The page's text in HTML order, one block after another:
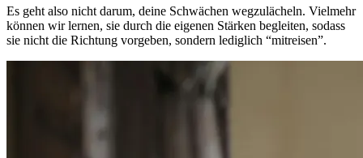
Es geht also nicht darum, deine Schwächen wegzulächeln. Vielmehr
können wir lernen, sie durch die eigenen Stärken begleiten, sodass
sie nicht die Richtung vorgeben, sondern lediglich “mitreisen”.